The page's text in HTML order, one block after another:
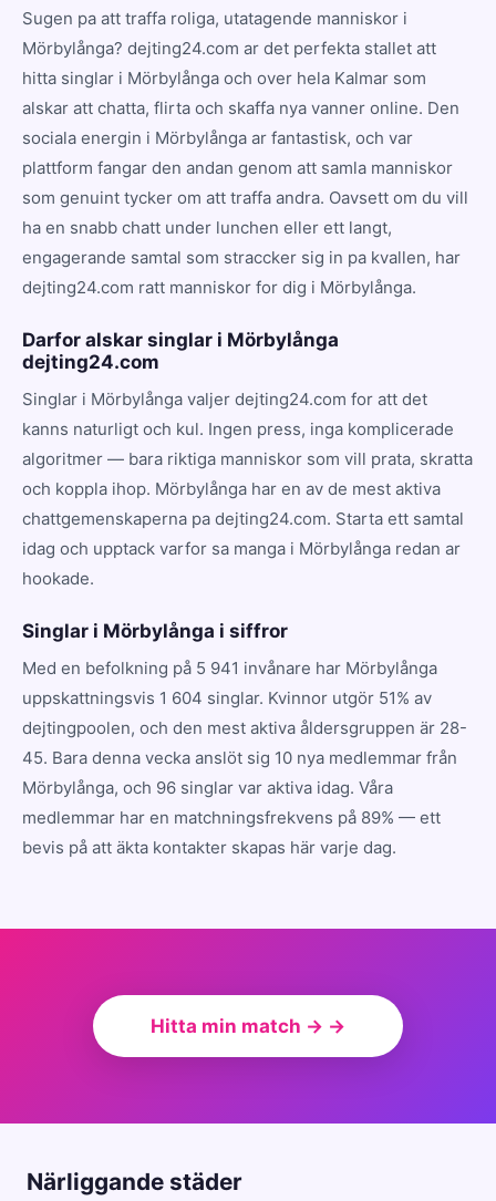
Sugen pa att traffa roliga, utatagende manniskor i
Mörbylånga? dejting24.com ar det perfekta stallet att
hitta singlar i Mörbylånga och over hela Kalmar som
alskar att chatta, flirta och skaffa nya vanner online. Den
sociala energin i Mörbylånga ar fantastisk, och var
plattform fangar den andan genom att samla manniskor
som genuint tycker om att traffa andra. Oavsett om du vill
ha en snabb chatt under lunchen eller ett langt,
engagerande samtal som straccker sig in pa kvallen, har
dejting24.com ratt manniskor for dig i Mörbylånga.
Darfor alskar singlar i Mörbylånga
dejting24.com
Singlar i Mörbylånga valjer dejting24.com for att det
kanns naturligt och kul. Ingen press, inga komplicerade
algoritmer — bara riktiga manniskor som vill prata, skratta
och koppla ihop. Mörbylånga har en av de mest aktiva
chattgemenskaperna pa dejting24.com. Starta ett samtal
idag och upptack varfor sa manga i Mörbylånga redan ar
hookade.
Singlar i Mörbylånga i siffror
Med en befolkning på 5 941 invånare har Mörbylånga
uppskattningsvis 1 604 singlar. Kvinnor utgör 51% av
dejtingpoolen, och den mest aktiva åldersgruppen är 28-
45. Bara denna vecka anslöt sig 10 nya medlemmar från
Mörbylånga, och 96 singlar var aktiva idag. Våra
medlemmar har en matchningsfrekvens på 89% — ett
bevis på att äkta kontakter skapas här varje dag.
Hitta min match → →
Närliggande städer